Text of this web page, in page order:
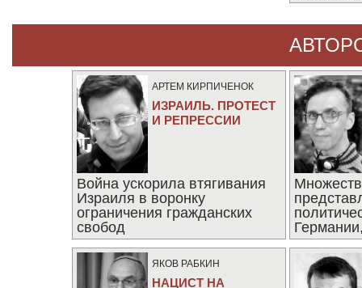
АРТЕМ КИРПИЧЕНОК
ИЗРАИЛЬ. ПРОТЕСТ
И РЕПРЕССИИ
Война ускорила втягивания
Израиля в воронку
ограничения гражданских
свобод
ЯКОВ РАБКИН
НАЦИСТ НА